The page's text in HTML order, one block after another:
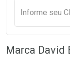
Informe seu
Marca David